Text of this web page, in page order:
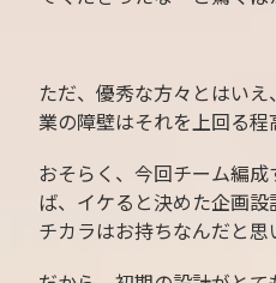
ただ、優秀な方々とはい
業の障壁はそれを上回る程
おそらく、今回チーム編
ば、イケると決めた企画
チカラはお持ちなんだと思